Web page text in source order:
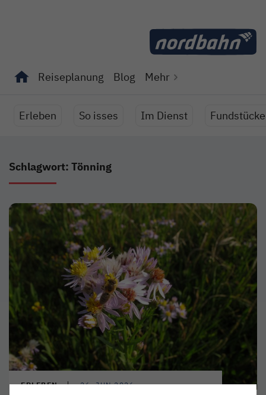
Reiseplanung Blog Mehr
Erleben So isses Im Dienst Fundstücke
Schlagwort: Tönning
ERLEBEN 26. JUN 2026